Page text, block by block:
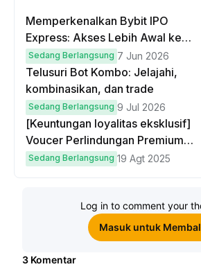
Memperkenalkan Bybit IPO
Express: Akses Lebih Awal ke
IPO Global!
Sedang Berlangsung 7 Jun 2026
Telusuri Bot Kombo: Jelajahi,
kombinasikan, dan trade
Sedang Berlangsung 9 Jul 2026
[Keuntungan loyalitas eksklusif]
Voucer Perlindungan Premium
hingga $50
Sedang Berlangsung 19 Agt 2025
Log in to comment your
Masuk untuk
3 Komentar